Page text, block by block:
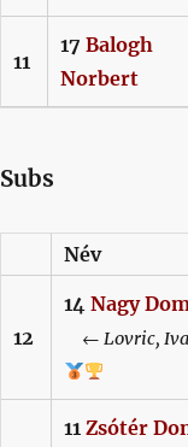
11
17 Balogh
Norbert
Subs
Név
12
14 Nagy
← Lovric,
11 Zsótér